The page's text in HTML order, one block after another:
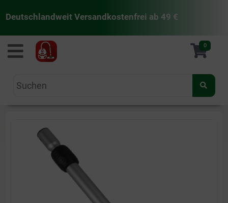
Deutschlandweit Versandkostenfrei ab 49 €
staubsaugermanufaktur 0